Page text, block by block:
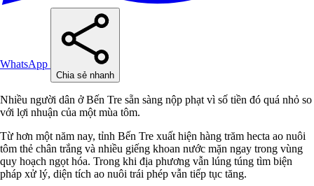
WhatsApp
Chia sẻ nhanh
Nhiều người dân ở Bến Tre sẵn sàng nộp phạt vì số tiền đó quá nhỏ so
với lợi nhuận của một mùa tôm.
Từ hơn một năm nay, tỉnh Bến Tre xuất hiện hàng trăm hecta ao nuôi
tôm thẻ chân trắng và nhiều giếng khoan nước mặn ngay trong vùng
quy hoạch ngọt hóa. Trong khi địa phương vẫn lúng túng tìm biện
pháp xử lý, diện tích ao nuôi trái phép vẫn tiếp tục tăng.